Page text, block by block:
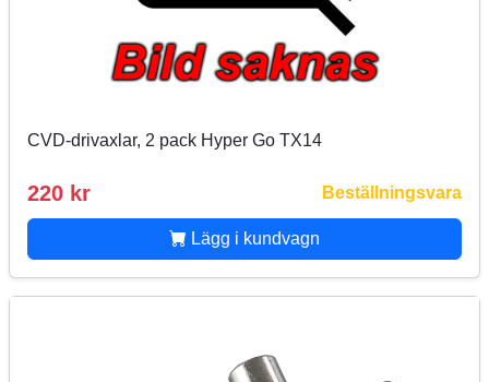
CVD-drivaxlar, 2 pack Hyper Go TX14
220 kr Beställningsvara
Lägg i kundvagn